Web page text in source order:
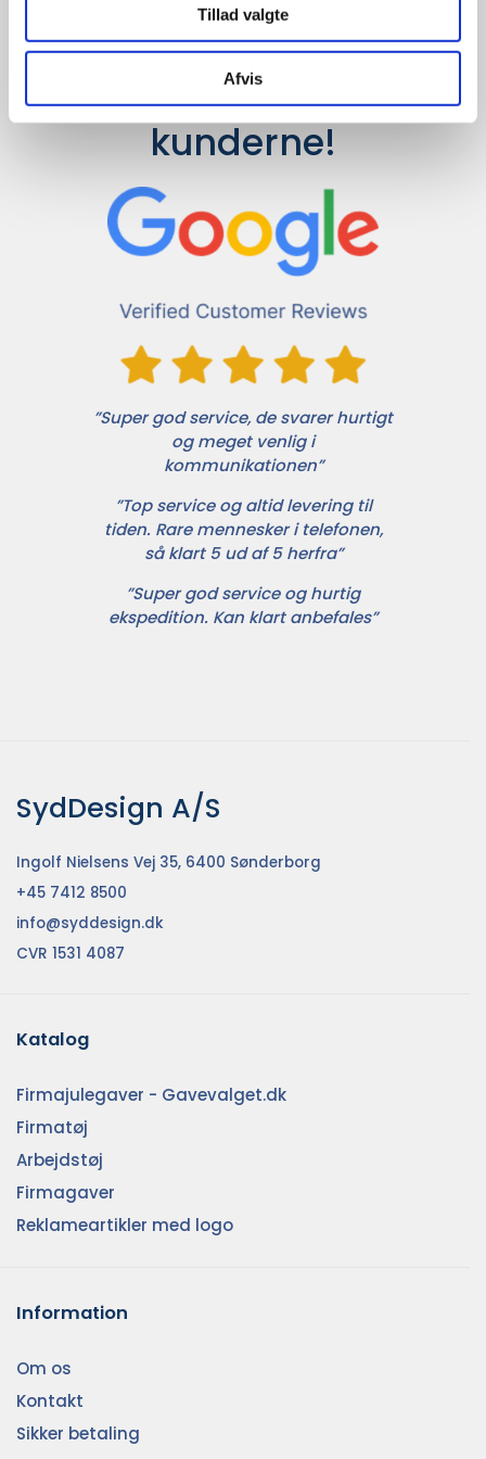
Tillad valgte
Afvis
Det siger
kunderne!
”Super god service, de svarer hurtigt
og meget venlig i
kommunikationen”
”Top service og altid levering til
tiden. Rare mennesker i telefonen,
så klart 5 ud af 5 herfra”
”Super god service og hurtig
ekspedition. Kan klart anbefales”
SydDesign A/S
Ingolf Nielsens Vej 35, 6400 Sønderborg
+45 7412 8500
info@syddesign.dk
CVR 1531 4087
Katalog
Firmajulegaver - Gavevalget.dk
Firmatøj
Arbejdstøj
Firmagaver
Reklameartikler med logo
Information
Om os
Kontakt
Sikker betaling